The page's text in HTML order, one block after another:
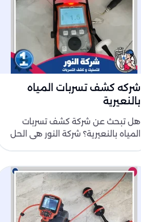
شركه كشف تسربات المياه
بالنعيرية
هل تبحث عن شركة كشف تسربات
المياه بالنعيرية؟ شركة النور هي الحل